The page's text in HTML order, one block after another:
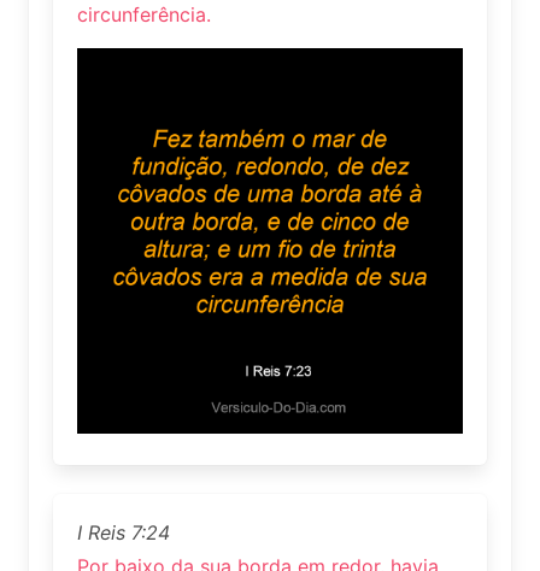
circunferência.
I Reis 7:24
Por baixo da sua borda em redor, havia